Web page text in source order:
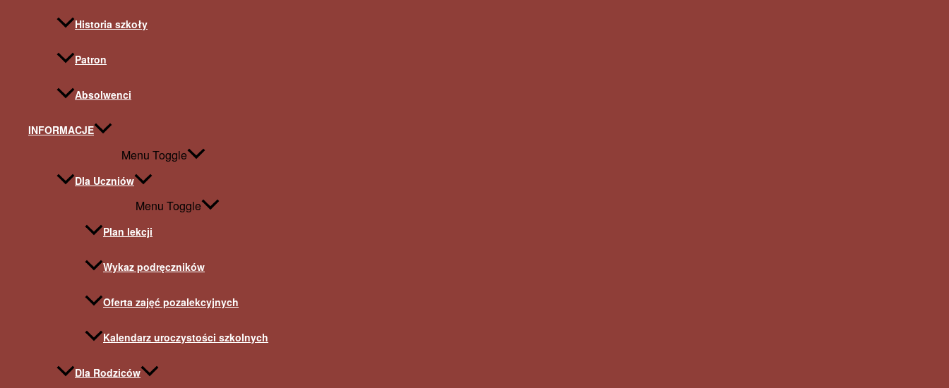
Historia szkoły
Patron
Absolwenci
INFORMACJE
Menu Toggle
Dla Uczniów
Menu Toggle
Plan lekcji
Wykaz podręczników
Oferta zajęć pozalekcyjnych
Kalendarz uroczystości szkolnych
Dla Rodziców